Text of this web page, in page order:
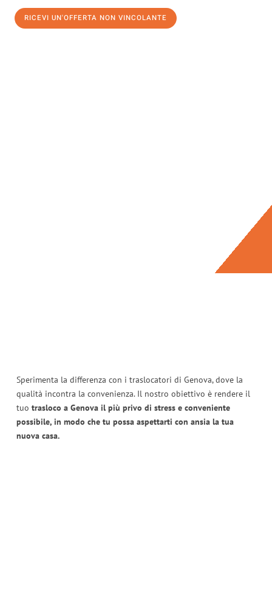
RICEVI UN'OFFERTA NON VINCOLANTE
Sperimenta la differenza con i traslocatori di Genova, dove la
qualità incontra la convenienza. Il nostro obiettivo è rendere il
tuo trasloco a Genova il più privo di stress e conveniente
possibile, in modo che tu possa aspettarti con ansia la tua
nuova casa.